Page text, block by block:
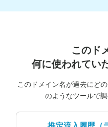
このド
何に使われてい
このドメイン名が過去にど
のようなツールで